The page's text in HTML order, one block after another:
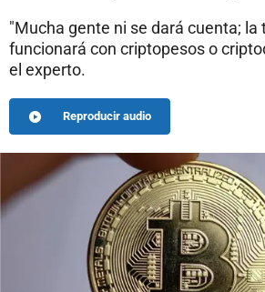
"Mucha gente ni se dará cuenta;
funcionará con criptopesos o
el experto.
Reproducir audio